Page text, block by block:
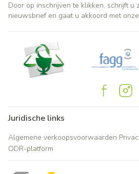
Door op inschrijven te klikken, schrijft u
nieuwsbrief en gaat u akkoord met onze
Juridische links
Algemene verkoopsvoorwaarden
ODR-platform